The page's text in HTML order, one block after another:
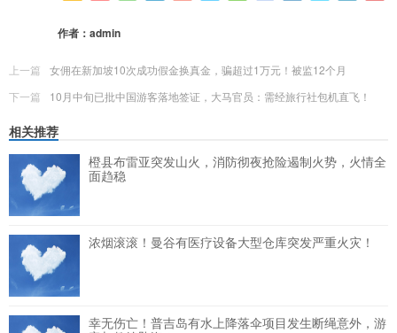
作者： admin
上一篇
女佣在新加坡10次成功假金换真金，骗超过1万元！被监12个月
下一篇
10月中旬已批中国游客落地签证，大马官员：需经旅行社包机直飞！
相关推荐
橙县布雷亚突发山火，消防彻夜抢险遏制火势，火情全
面趋稳
浓烟滚滚！曼谷有医疗设备大型仓库突发严重火灾！
幸无伤亡！普吉岛有水上降落伞项目发生断绳意外，游